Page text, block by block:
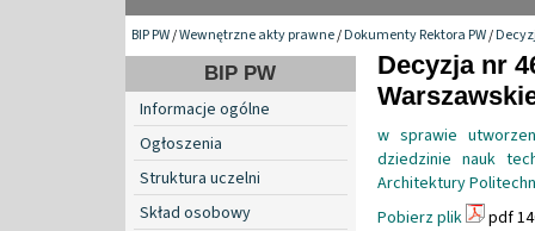
BIP PW/Wewnętrzne akty prawne/Dokumenty Rektora PW/
BIP PW
Informacje ogólne
Ogłoszenia
Struktura uczelni
Skład osobowy
Decyzja nr
w sprawie
dziedzinie nauk
Architektury
Pobierz plik
pdf